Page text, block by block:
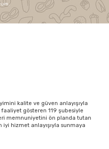
kalite ve güven anlayışıyla
gösteren 119 şubesiyle
memnuniyetini ön planda tutan
hizmet anlayışıyla sunmaya